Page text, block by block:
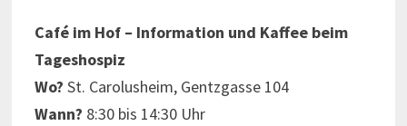
Café im Hof – Information und Kaffee beim
Tageshospiz
Wo? St. Carolusheim, Gentzgasse 104
Wann? 8:30 bis 14:30 Uhr